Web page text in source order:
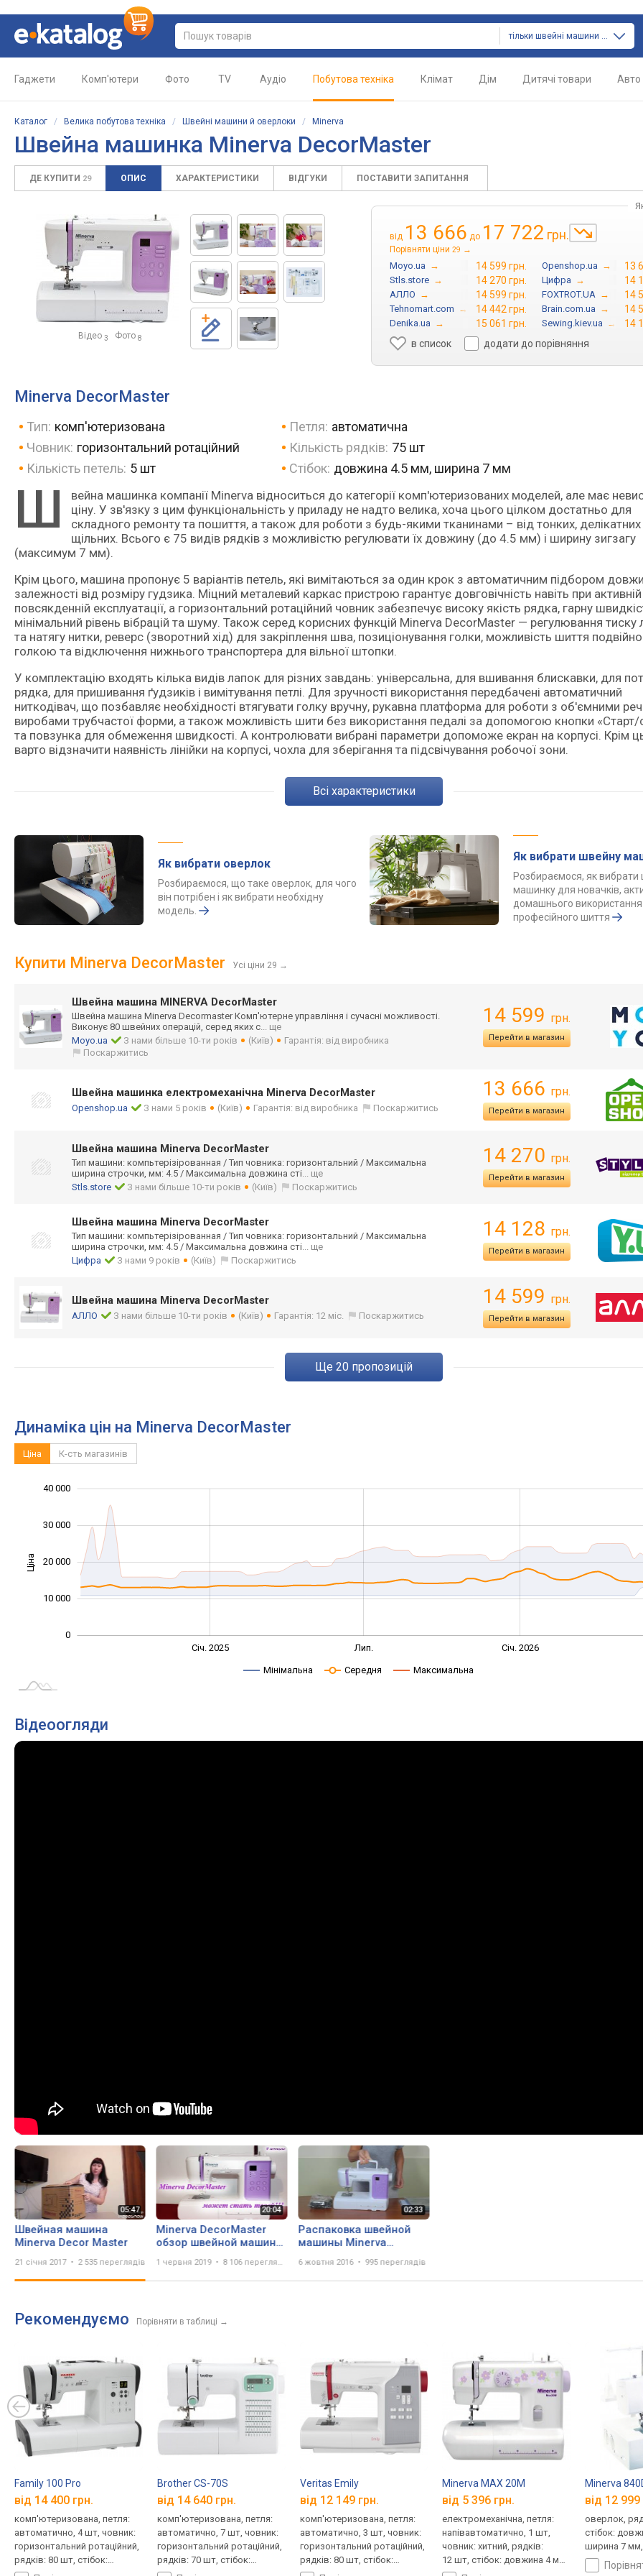
тільки швейні машини й оверлоки
Гаджети Комп'ютери Фото TV Аудіо Побутова техніка Клімат Дім Дитячі товари Авто
Каталог / Велика побутова техніка / Швейні машини й оверлоки / Minerva
Швейна машинка Minerva DecorMaster
ДЕ КУПИТИ 29 ОПИС ХАРАКТЕРИСТИКИ ВІДГУКИ ПОСТАВИТИ ЗАПИТАННЯ
Відео 3 Фото 8
від 13 666 до 17 722 грн.
Порівняти ціни 29 →
Moyo.ua → 14 599 грн. Openshop.ua → 13
Stls.store → 14 270 грн. Цифра → 14
АЛЛО → 14 599 грн. FOXTROT.UA → 14
Tehnomart.com → 14 442 грн. Brain.com.ua → 14
Denika.ua → 15 061 грн. Sewing.kiev.ua →
14
в список
додати до порівняння
Minerva DecorMaster
Тип: комп'ютеризована Петля: автоматична
Човник: горизонтальний ротаційний Кількість рядків: 75 шт
Кількість петель: 5 шт Стібок: довжина 4.5 мм, ширина 7 мм
Ш
вейна машинка компанії Minerva відноситься до категорії комп'ютеризованих моделей, але має невисоку
ціну. У зв'язку з цим функціональність у приладу не надто велика, хоча цього цілком достатньо для
складного ремонту та пошиття, а також для роботи з будь-якими тканинами – від тонких,
щільних. Всього є 75 видів рядків з можливістю регулювати їх довжину (до 4.5 мм) і ширину зигзагу
(максимум 7 мм).
Крім цього, машина пропонує 5 варіантів петель, які вимітаються за один крок з автоматичним підбором
залежності від розміру гудзика. Міцний металевий каркас пристрою гарантує довговічність навіть при активній
повсякденній експлуатації, а горизонтальний ротаційний човник забезпечує високу якість рядка, гарну
мінімальний рівень вібрацій та шуму. Також серед корисних функцій Minerva DecorMaster — регулювання тиску
та натягу нитки, реверс (зворотний хід) для закріплення шва, позиціонування голки, можливість шиття
голкою та відключення нижнього транспортера для вільної штопки.
У комплектацію входять кілька видів лапок для різних завдань: універсальна, для вшивання блискавки, для
рядка, для пришивання ґудзиків і вимітування петлі. Для зручності використання передбачені автоматичний
ниткодівач, що позбавляє необхідності втягувати голку вручну, рукавна платформа для роботи з об'ємними
виробами трубчастої форми, а також можливість шити без використання педалі за допомогою кнопки «Старт/
та повзунка для обмеження швидкості. А контролювати вибрані параметри допоможе екран на корпусі. Крім
варто відзначити наявність лінійки на корпусі, чохла для зберігання та підсвічування робочої зони.
Всі характеристики
Як вибрати оверлок
Розбираємося, що таке оверлок, для чого
він потрібен і як вибрати необхідну
модель.
Як вибрати швейну
Розбираємося, як вибрати
машинку для новачків,
домашнього використання
професійного шиття
Купити Minerva DecorMaster Усі ціни 29 →
Швейна машина МINERVA DecorMaster
Швейна машина Minerva Decormaster Комп'ютерне управління і сучасні можливості.
Виконує 80 швейних операцій, серед яких с... ще
Moyo.ua
З нами більше 10-ти років (Київ)
Гарантія: від виробника
Поскаржитись
14 599 грн.
Перейти в магазин
Швейна машинка електромеханічна Minerva DecorMaster
Openshop.ua З нами 5 років (Київ) Гарантія: від виробника Поскаржитись
13 666 грн.
Перейти в магазин
Швейна машина Minerva DecorMaster
Тип машини: компьтерізірованная / Тип човника: горизонтальний / Максимальна
ширина строчки, мм: 4.5 / Максимальна довжина сті... ще
Stls.store
З нами більше 10-ти років (Київ) Поскаржитись
14 270 грн.
Перейти в магазин
Швейна машина Minerva DecorMaster
Тип машини: компьтерізірованная / Тип човника: горизонтальний / Максимальна
ширина строчки, мм: 4.5 / Максимальна довжина сті... ще
Цифра
З нами 9 років (Київ) Поскаржитись
14 128 грн.
Перейти в магазин
Швейна машина Minerva DecorMaster
АЛЛО З нами більше 10-ти років (Київ) Гарантія: 12 міс. Поскаржитись
14 599 грн.
Перейти в магазин
ще 20 пропозицій
Динаміка цін на Minerva DecorMaster
Ціна К-сть магазинів
Ціна 10 000
0
10 000
20 000
30 000
40 000
Січ. 2025 Лип. Січ. 2026
Мінімальна Середня Максимальна
Відеоогляди
Швейная машина
Minerva Decor Master
21 січня 2017 2 535 переглядів
Minerva DecorMaster
обзор швейной машины
1 червня 2019 8 106 переглядів
Распаковка швейной
машины Minerva
6 жовтня 2016 995 переглядів
Рекомендуємо Порівняти в таблиці →
Family 100 Pro
від 14 400 грн.
комп'ютеризована, петля:
автоматично, 4 шт, човник:
горизонтальний ротаційний,
рядків: 80 шт, стібок:
довжина 4.5 мм, ширина
Brother CS-70S
від 14 640 грн.
комп'ютеризована, петля:
автоматично, 7 шт, човник:
горизонтальний ротаційний,
рядків: 70 шт, стібок:
довжина 5 мм, ширина 7 мм
Veritas Emily
від 12 149 грн.
комп'ютеризована, петля:
автоматично, 3 шт, човник:
горизонтальний ротаційний,
рядків: 80 шт, стібок:
довжина 4.5 мм, ширина
Minerva MAX 20M
від 5 396 грн.
електромеханічна, петля:
напівавтоматично, 1 шт,
човник: хитний, рядків:
12 шт, стібок: довжина 4 мм,
ширина 5 мм
Minerva
від 12 999
оверлок,
стібок:
ширина 7 мм,